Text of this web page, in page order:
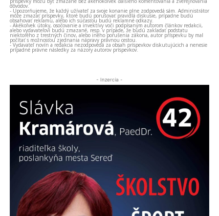
dôvodov.
- Upozorňujeme, že každý užívateľ za svoje konanie plne zodpovedá sám. Administrátor
môže zmazať príspevky, ktoré budú porušovať pravidlá diskusie, prípadne budú
obsahovať reklamu, alebo ich súčasťou budú reklamné odkazy.
- Akékoľvek útoky, osočovanie a invektívy voči podpísaným autorom článkov redakcii,
alebo vydavateľovi budú zmazané, resp. v prípade, že budú zakladať podstatu
niektorého z trestných činov, alebo iného porušenia zákona, autor príspevku by mal
počítať s možnosťou zjednania nápravy právnou cestou.
- Vydavateľ novín a redakcia nezodpovedá za obsah príspevkov diskutujúcich a nenesie
prípadné právne následky za názory autorov príspevkov.
- Inzercia -